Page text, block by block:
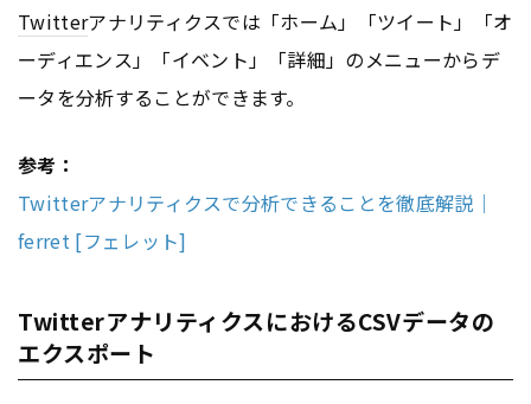
Twitterアナリティクスでは「ホーム」「ツイート」「オ
ーディエンス」「イベント」「詳細」のメニューからデ
ータを分析することができます。
参考：
Twitterアナリティクスで分析できることを徹底解説｜
ferret [フェレット]
TwitterアナリティクスにおけるCSVデータの
エクスポート